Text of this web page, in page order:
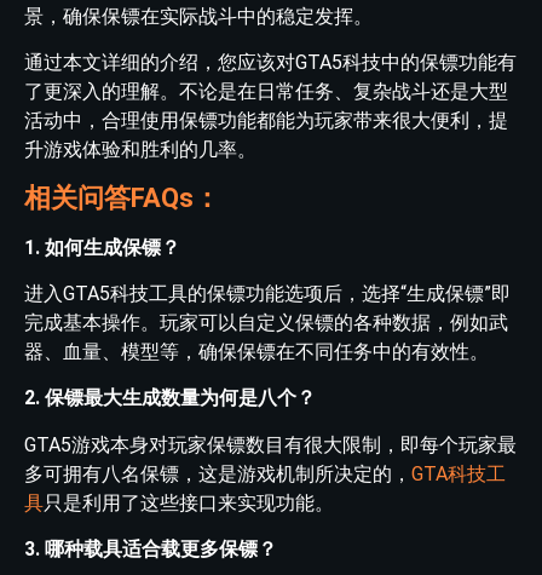
景，确保保镖在实际战斗中的稳定发挥。
通过本文详细的介绍，您应该对GTA5科技中的保镖功能有
了更深入的理解。不论是在日常任务、复杂战斗还是大型
活动中，合理使用保镖功能都能为玩家带来很大便利，提
升游戏体验和胜利的几率。
相关问答FAQs：
1. 如何生成保镖？
进入GTA5科技工具的保镖功能选项后，选择“生成保镖”即
完成基本操作。玩家可以自定义保镖的各种数据，例如武
器、血量、模型等，确保保镖在不同任务中的有效性。
2. 保镖最大生成数量为何是八个？
GTA5游戏本身对玩家保镖数目有很大限制，即每个玩家最
多可拥有八名保镖，这是游戏机制所决定的， GTA科技工
具只是利用了这些接口来实现功能。
3. 哪种载具适合载更多保镖？